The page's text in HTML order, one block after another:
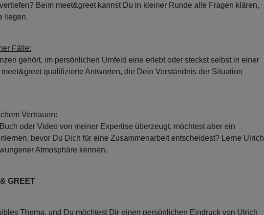
Beim meet&greet kannst Du in kleiner Runde alle Fragen klären,
liegen.
Fälle:
gehört, im persönlichen Umfeld eine erlebt oder steckst selbst in einer
qualifizierte Antworten, die Dein Verständnis der Situation
Vertrauen:
oder Video von meiner Expertise überzeugt, möchtest aber ein
bevor Du Dich für eine Zusammenarbeit entscheidest? Lerne Ulrich
Atmosphäre kennen.
GREET
Thema, und Du möchtest Dir einen persönlichen Eindruck von Ulrich